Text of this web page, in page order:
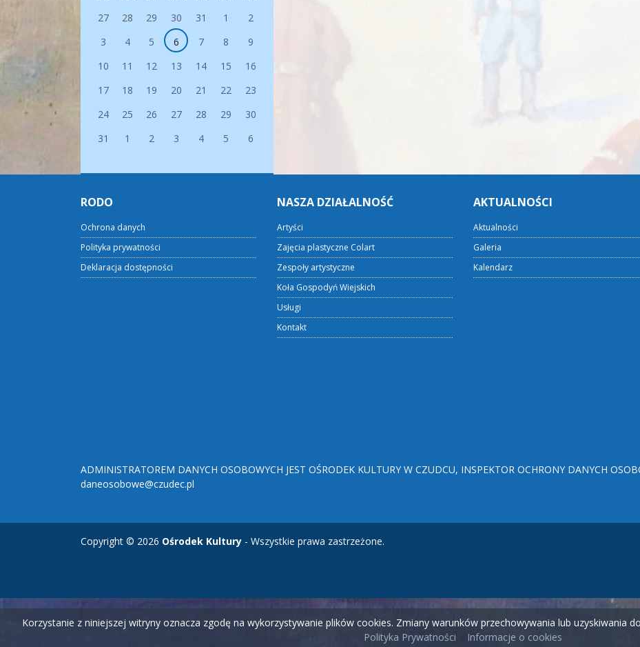
27 28 29 30 31 1
2
3
4 5 6 7 8
9
10
11 12 13 14 15
16
17
18 19 20 21 22
23
24
25 26 27 28 29
30
31
1 2 3 4 5 6
RODO
Ochrona danych
Polityka prywatności
Deklaracja dostępności
NASZA DZIAŁALNOŚĆ
Artyści
Zajęcia plastyczne Colart
Zespoły artystyczne
Koła Gospodyń Wiejskich
Usługi
Kontakt
AKTUALNOŚCI
Aktualności
Galeria
Kalendarz
ADMINISTRATOREM DANYCH OSOBOWYCH JEST OŚRODEK KULTURY W CZUDCU, INSPEKTOR OCHRONY DANYCH
daneosobowe@czudec.pl
Copyright © 2026 Ośrodek Kultury - Wszystkie prawa zastrzeżone.
Korzystanie z niniejszej witryny oznacza zgodę na wykorzystywanie plików cookies. Zmiany warunków przechowywania lub uzyskiwania
Polityka Prywatności
Informacje o cookies